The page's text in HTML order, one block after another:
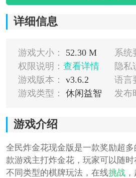
详细信息
游戏大小： 52.30 M 系统
权限说明： 查看详情 隐私
游戏版本：
v3.6.2 语言
游戏类型：
休闲益智 发布
游戏介绍
全民炸金花现金版是一款奖励超多
款游戏主打炸金花，玩家可以随时
不同类型的棋牌玩法，在线挑战，